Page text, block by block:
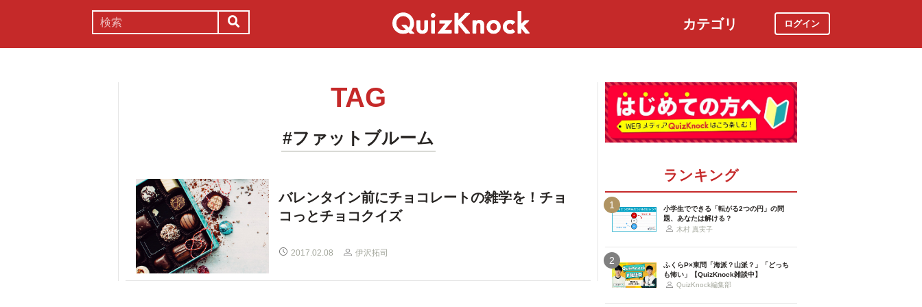
カテゴリ ログイン
TAG
#ファットブルーム
バレンタイン前にチョコレートの雑学を！チョ
コっとチョコクイズ
2017.02.08 伊沢拓司
ランキング
1
小学生でできる「転がる2つの円」の問
題、あなたは解ける？
木村 真実子
2
ふくらP×東問「海派？山派？」「どっち
も怖い」【QuizKnock雑談中】
QuizKnock編集部